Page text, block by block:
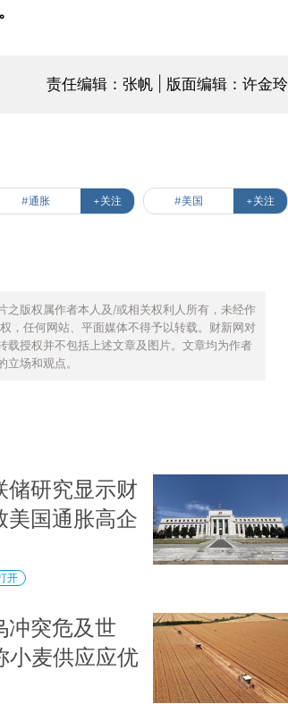
责任编辑：张帆 | 版面编辑：许金玲
#通胀 +关注 #美国 +关注
之版权属作者本人及/或相关权利人所有，未经作
，任何网站、平面媒体不得予以转载。财新网对
载授权并不包括上述文章及图片。文章均为作者
场和观点。
储研究显示财
美国通胀高企
开
冲突危及世
小麦供应应优